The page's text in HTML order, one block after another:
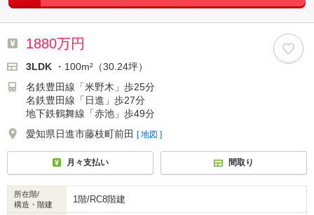
1880万円
3LDK
・100m²（30.24坪）
名鉄豊田線「米野木」歩25分
名鉄豊田線「日進」歩27分
地下鉄鶴舞線「赤池」歩49分
愛知県日進市藤枝町前田 [ 地図 ]
月々支払い 間取り
所在階/
構造・階建
1階/RC8階建